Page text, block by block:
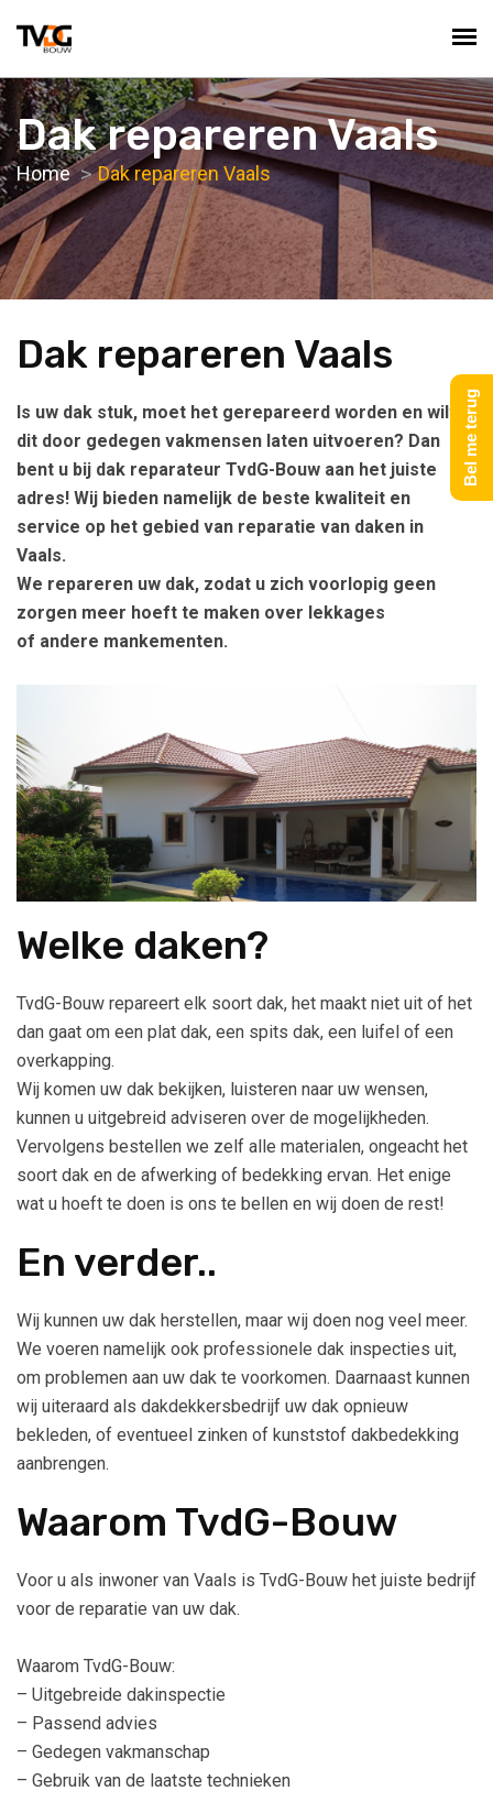
Dak repareren Vaals
Home Dak repareren Vaals
Dak repareren Vaals
Is uw dak stuk, moet het gerepareerd worden en wilt u
dit door gedegen vakmensen laten uitvoeren? Dan
bent u bij dak reparateur TvdG-Bouw aan het juiste
adres! Wij bieden namelijk de beste kwaliteit en
service op het gebied van reparatie van daken in
Vaals.
We repareren uw dak, zodat u zich voorlopig geen
zorgen meer hoeft te maken over lekkages
of andere mankementen.
Welke daken?
TvdG-Bouw repareert elk soort dak, het maakt niet uit of het
dan gaat om een plat dak, een spits dak, een luifel of een
overkapping.
Wij komen uw dak bekijken, luisteren naar uw wensen,
kunnen u uitgebreid adviseren over de mogelijkheden.
Vervolgens bestellen we zelf alle materialen, ongeacht het
soort dak en de afwerking of bedekking ervan. Het enige
wat u hoeft te doen is ons te bellen en wij doen de rest!
En verder..
Wij kunnen uw dak herstellen, maar wij doen nog veel meer.
We voeren namelijk ook professionele dak inspecties uit,
om problemen aan uw dak te voorkomen. Daarnaast kunnen
wij uiteraard als dakdekkersbedrijf uw dak opnieuw
bekleden, of eventueel zinken of kunststof dakbedekking
aanbrengen.
Waarom TvdG-Bouw
Voor u als inwoner van Vaals is TvdG-Bouw het juiste bedrijf
voor de reparatie van uw dak.
Waarom TvdG-Bouw:
– Uitgebreide dakinspectie
– Passend advies
– Gedegen vakmanschap
– Gebruik van de laatste technieken
Bel me terug